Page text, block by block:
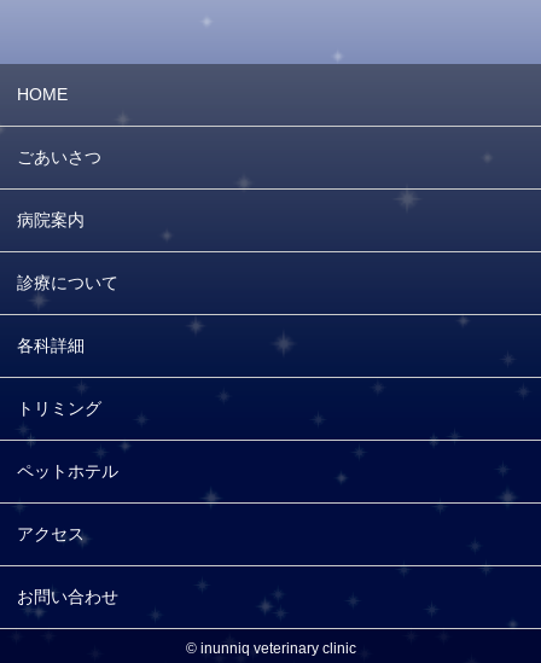
HOME
ごあいさつ
病院案内
診療について
各科詳細
トリミング
ペットホテル
アクセス
お問い合わせ
© inunniq veterinary clinic